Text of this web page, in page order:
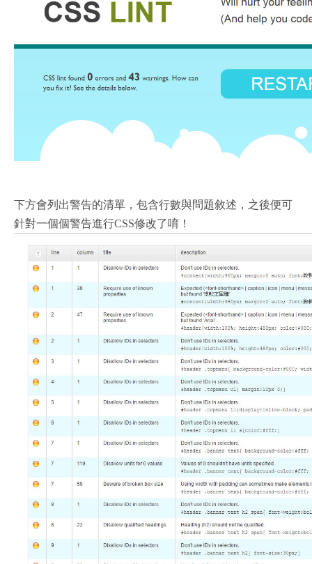
下方會列出警告的清單，包含行數與問題敘述，之後便可
針對一個個警告進行CSS修改了唷！